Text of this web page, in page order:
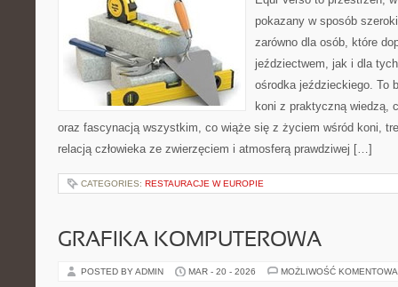
pokazany w sposób
zarówno dla osób, które
jeździectwem, jak i dla
ośrodka jeździeckiego. To
koni z praktyczną wiedzą,
oraz fascynacją wszystkim, co wiąże się z życiem wśród koni,
relacją człowieka ze zwierzęciem i atmosferą prawdziwej […]
CATEGORIES: RESTAURACJE W EUROPIE
GRAFIKA KOMPUTEROWA
POSTED BY ADMIN MAR - 20 - 2026 MOŻLIWOŚĆ